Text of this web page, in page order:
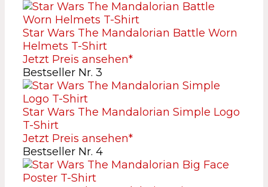
Star Wars The Mandalorian Battle Worn
Helmets T-Shirt
Jetzt Preis ansehen*
Bestseller Nr. 3
Star Wars The Mandalorian Simple Logo
T-Shirt
Jetzt Preis ansehen*
Bestseller Nr. 4